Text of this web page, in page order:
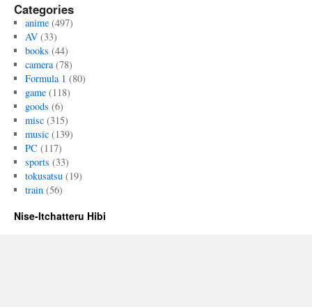
Categories
anime(497)
AV(33)
books (44)
camera(78)
Formula 1 (80)
game(118)
goods (6)
misc(315)
music(139)
PC (117)
sports (33)
tokusatsu(19)
train(56)
Nise-Itchatteru Hibi